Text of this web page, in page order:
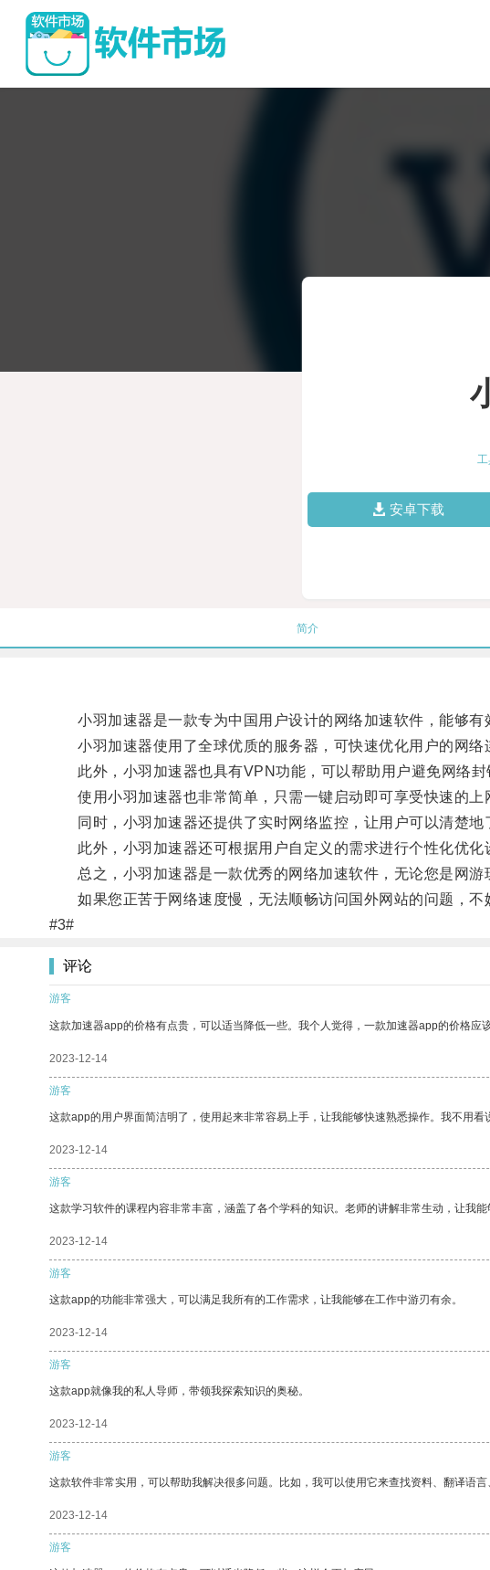
安卓下载
简介
小羽加速器是一款专为中国用户设计的网络加速软件，能够有
小羽加速器使用了全球优质的服务器，可快速优化用户的网络
此外，小羽加速器也具有VPN功能，可以帮助用户避免网络封
使用小羽加速器也非常简单，只需一键启动即可享受快速的上
同时，小羽加速器还提供了实时网络监控，让用户可以清楚地
此外，小羽加速器还可根据用户自定义的需求进行个性化优化
总之，小羽加速器是一款优秀的网络加速软件，无论您是网游
如果您正苦于网络速度慢，无法顺畅访问国外网站的问题，不
#3#
评论
游客
这款加速器app的价格有点贵，可以适当降低一些。我个人觉得，一款加速器app的价格应
2023-12-14
游客
这款app的用户界面简洁明了，使用起来非常容易上手，让我能够快速熟悉操作。我不用看
2023-12-14
游客
这款学习软件的课程内容非常丰富，涵盖了各个学科的知识。老师的讲解非常生动，让我能
2023-12-14
游客
这款app的功能非常强大，可以满足我所有的工作需求，让我能够在工作中游刃有余。
2023-12-14
游客
这款app就像我的私人导师，带领我探索知识的奥秘。
2023-12-14
游客
这款软件非常实用，可以帮助我解决很多问题。比如，我可以使用它来查找资料、翻译语言
2023-12-14
游客